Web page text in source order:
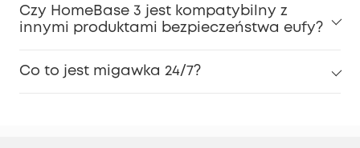
Czy HomeBase 3 jest kompatybilny z
innymi produktami bezpieczeństwa eufy?
Co to jest migawka 24/7?